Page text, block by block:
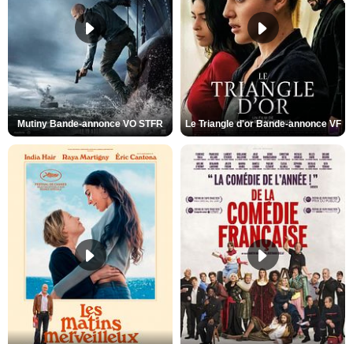
Mutiny Bande-annonce VO STFR Le Triangle d'or Bande-annonce VF